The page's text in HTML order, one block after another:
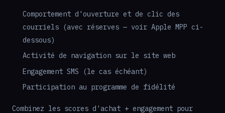
Comportement d'ouverture et de clic des
courriels (avec réserves — voir Apple MPP ci-
dessous)
Activité de navigation sur le site web
Engagement SMS (le cas échéant)
Participation au programme de fidélité
Combinez les scores d'achat + engagement pour